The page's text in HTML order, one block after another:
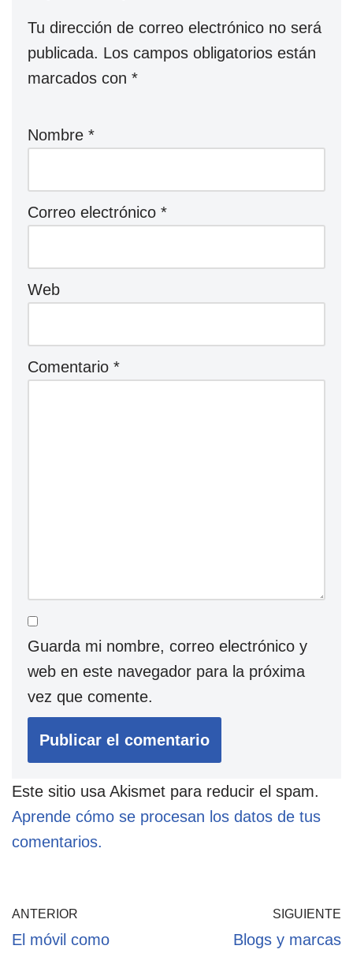
Tu dirección de correo electrónico no será
publicada. Los campos obligatorios están
marcados con *
Nombre *
Correo electrónico *
Web
Comentario *
Guarda mi nombre, correo electrónico y
web en este navegador para la próxima
vez que comente.
Este sitio usa Akismet para reducir el spam.
Aprende cómo se procesan los datos de tus
comentarios.
ANTERIOR
El móvil como
SIGUIENTE
Blogs y marcas